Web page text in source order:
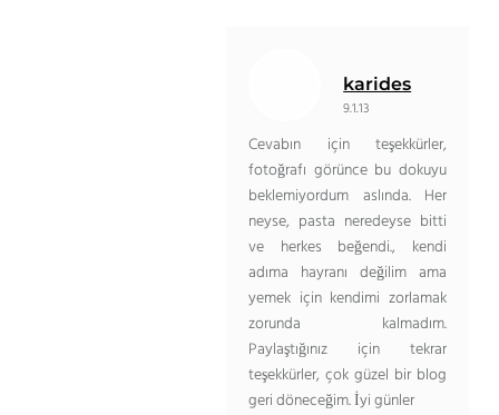
karides
9.1.13
Cevabın için teşekkürler,
fotoğrafı görünce bu dokuyu
beklemiyordum aslında. Her
neyse, pasta neredeyse bitti
ve herkes beğendi., kendi
adıma hayranı değilim ama
yemek için kendimi zorlamak
zorunda kalmadım.
Paylaştığınız için tekrar
teşekkürler, çok güzel bir blog
geri döneceğim. İyi günler